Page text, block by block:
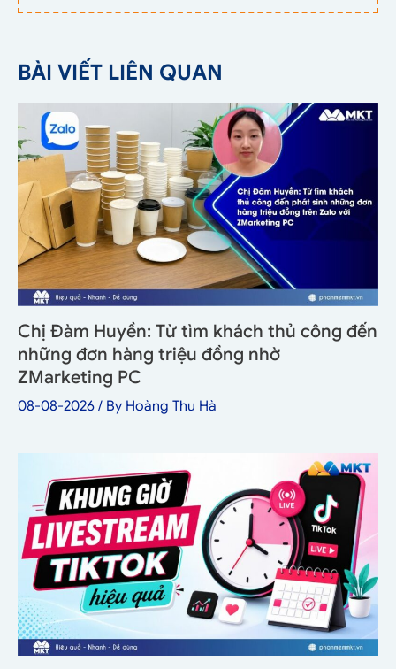
BÀI VIẾT LIÊN QUAN
Chị Đàm Huyền: Từ tìm khách thủ công đến
những đơn hàng triệu đồng nhờ
ZMarketing PC
08-08-2026 / By Hoàng Thu Hà